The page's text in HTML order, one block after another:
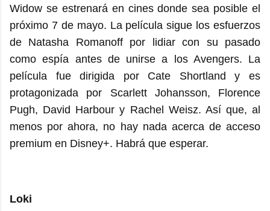
Widow se estrenará en cines donde sea posible el
próximo 7 de mayo. La película sigue los esfuerzos
de Natasha Romanoff por lidiar con su pasado
como espía antes de unirse a los Avengers. La
película fue dirigida por Cate Shortland y es
protagonizada por Scarlett Johansson, Florence
Pugh, David Harbour y Rachel Weisz. Así que, al
menos por ahora, no hay nada acerca de acceso
premium en Disney+. Habrá que esperar.
Loki